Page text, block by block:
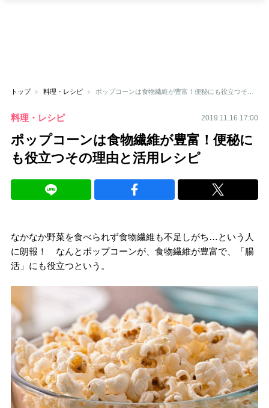
トップ 料理・レシピ
料理・レシピ 2019.11.16 17:00
ポップコーンは食物繊維が豊富！便秘に
も役立つその理由と活用レシピ
なかなか野菜を食べられず食物繊維も不足しがち…という人
に朗報！ なんとポップコーンが、食物繊維が豊富で、「腸
活」にも役立つという。